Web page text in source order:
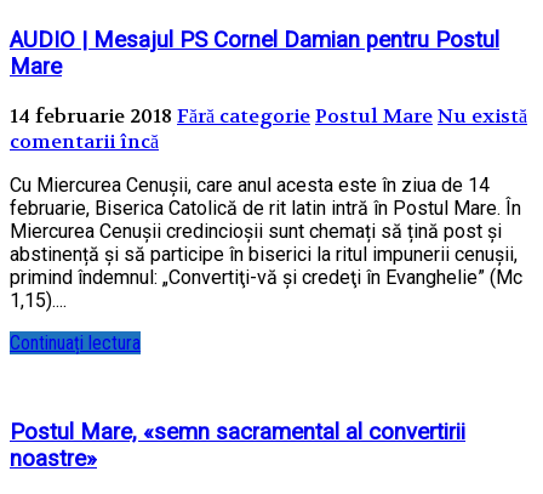
AUDIO | Mesajul PS Cornel Damian pentru Postul
Mare
14 februarie 2018 Fără categoriePostul MareNu există
comentarii încă
Cu Miercurea Cenușii, care anul acesta este în ziua de 14
februarie, Biserica Catolică de rit latin intră în Postul Mare. În
Miercurea Cenușii credincioșii sunt chemați să țină post și
abstinență și să participe în biserici la ritul impunerii cenușii,
primind îndemnul: „Convertiţi-vă şi credeţi în Evanghelie” (Mc
1,15)....
Continuați lectura
Postul Mare, «semn sacramental al convertirii
noastre»